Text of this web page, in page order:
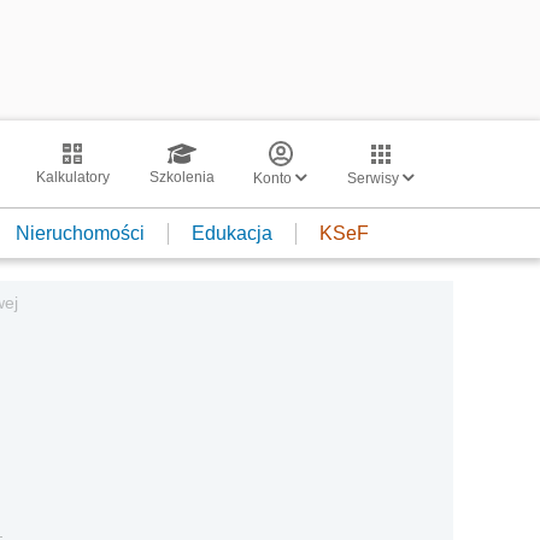
Kalkulatory Szkolenia Konto Serwisy
Nieruchomości Edukacja KSeF